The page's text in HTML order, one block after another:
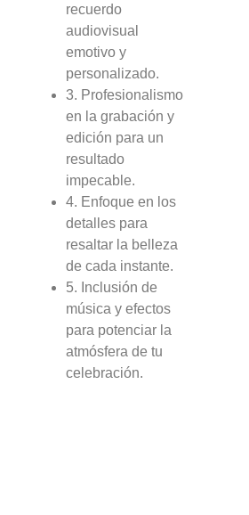
recuerdo
audiovisual
emotivo y
personalizado.
3. Profesionalismo
en la grabación y
edición para un
resultado
impecable.
4. Enfoque en los
detalles para
resaltar la belleza
de cada instante.
5. Inclusión de
música y efectos
para potenciar la
atmósfera de tu
celebración.